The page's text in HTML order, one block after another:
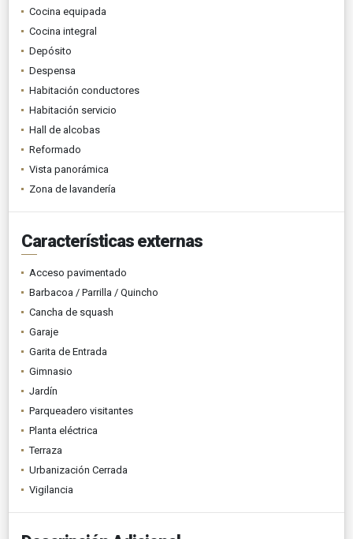
Cocina equipada
Cocina integral
Depósito
Despensa
Habitación conductores
Habitación servicio
Hall de alcobas
Reformado
Vista panorámica
Zona de lavandería
Características externas
Acceso pavimentado
Barbacoa / Parrilla / Quincho
Cancha de squash
Garaje
Garita de Entrada
Gimnasio
Jardín
Parqueadero visitantes
Planta eléctrica
Terraza
Urbanización Cerrada
Vigilancia